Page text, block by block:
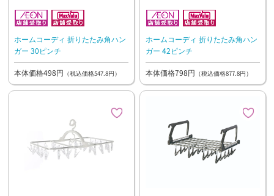
ホームコーディ 折りたたみ角ハン
ガー 30ピンチ
本体価格498円 （税込価格547.8円）
ホームコーディ 折りたたみ角ハン
ガー 42ピンチ
本体価格798円 （税込価格877.8円）